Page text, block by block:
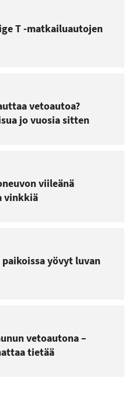
T -matkailuautojen
vetoautoa?
jo vuosia sitten
viileänä
vinkkiä
yövyt luvan
vetoautona –
tietää